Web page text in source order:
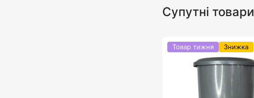
Супутні товари
Товар тижня Знижка